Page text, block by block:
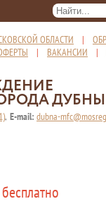
ОБЛАСТИ |
| ВАКАНСИИ |
ДУБНЫ
, E-mail: dubna-